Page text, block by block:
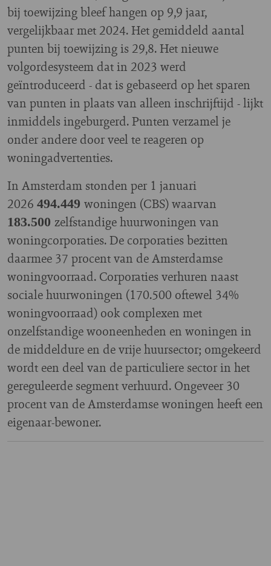
bij toewijzing bleef hangen op 9,9 jaar,
vergelijkbaar met 2024. Het gemiddeld aantal
punten bij toewijzing is 29,8. Het nieuwe
volgordesysteem dat in 2023 werd
geïntroduceerd - dat is gebaseerd op het sparen
van punten in plaats van alleen inschrijftijd - lijkt
inmiddels ingeburgerd. Punten verzamel je
onder andere door veel te reageren op
woningadvertenties.
In Amsterdam stonden per 1 januari
2026 494.449 woningen (CBS) waarvan
183.500 zelfstandige huurwoningen van
woningcorporaties. De corporaties bezitten
daarmee 37 procent van de Amsterdamse
woningvoorraad. Corporaties verhuren naast
sociale huurwoningen (170.500 oftewel 34%
woningvoorraad) ook complexen met
onzelfstandige wooneenheden en woningen in
de middeldure en de vrije huursector; omgekeerd
wordt een deel van de particuliere sector in het
gereguleerde segment verhuurd. Ongeveer 30
procent van de Amsterdamse woningen heeft een
eigenaar-bewoner.